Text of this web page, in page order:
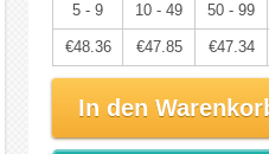
5 - 9
10 - 49 50 - 99
€48.36 €47.85 €47.34
In den